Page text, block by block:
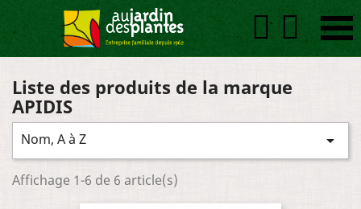
Liste des produits de la marque
APIDIS
Nom, A à Z 
Affichage 1-6 de 6 article(s)
 